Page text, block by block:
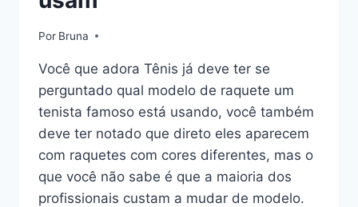
Por Bruna
Você que adora Tênis já deve ter se
perguntado qual modelo de raquete um
tenista famoso está usando, você também
deve ter notado que direto eles aparecem
com raquetes com cores diferentes, mas o
que você não sabe é que a maioria dos
profissionais custam a mudar de modelo.